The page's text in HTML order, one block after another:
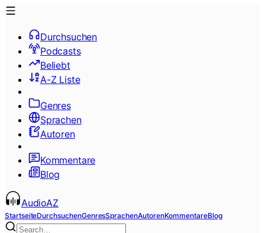
Durchsuchen
Podcasts
Beliebt
A-Z Liste
Genres
Sprachen
Autoren
Kommentare
Blog
AudioAZ
StartseiteDurchsuchenGenresSprachenAutorenKommentareBlog